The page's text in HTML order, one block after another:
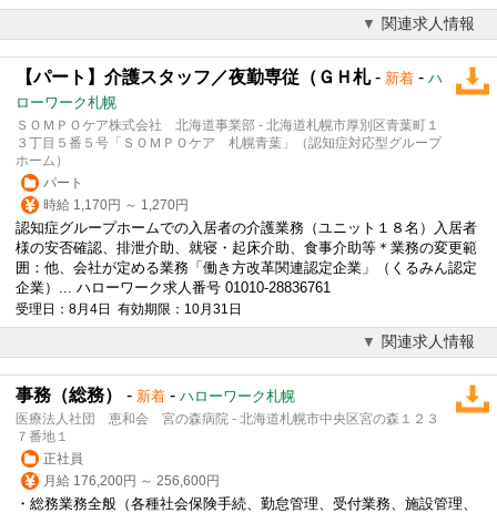
関連求人情報
【パート】介護スタッフ／夜勤専従（ＧＨ札- 新着 - ハ
ローワーク札幌
ＳＯＭＰＯケア株式会社 北海道事業部 - 北海道札幌市厚別区青葉町１
３丁目５番５号「ＳＯＭＰＯケア 札幌青葉」（認知症対応型グループ
ホーム）
パート
時給 1,170円 ～ 1,270円
認知症グループホームでの入居者の介護業務（ユニット１８名）入居者
様の安否確認、排泄介助、就寝・起床介助、食事介助等＊業務の変更範
囲：他、会社が定める業務「働き方改革関連認定企業」（くるみん認定
企業）... ハローワーク求人番号 01010-28836761
受理日：8月4日 有効期限：10月31日
関連求人情報
事務（総務） - 新着 - ハローワーク札幌
医療法人社団 恵和会 宮の森病院 - 北海道札幌市中央区宮の森１２３
７番地１
正社員
月給 176,200円 ～ 256,600円
・総務業務全般（各種社会保険手続、勤怠管理、受付業務、施設管理、